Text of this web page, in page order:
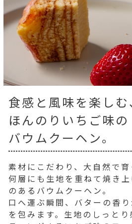
食感と風味を楽しむ
ほんのりいちご味の
バウムクーヘン。
素材にこだわり、大自然で
何層にも生地を重ねて焼き
のあるバウムクーヘン。
口へ運ぶ瞬間、バターの香
を包みます。生地のしっと